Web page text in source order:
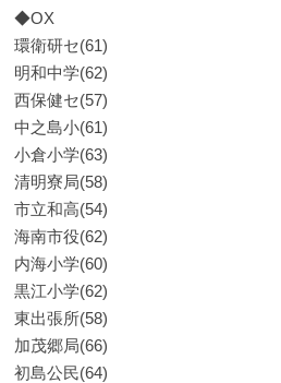
◆OX
環衛研セ(61)
明和中学(62)
西保健セ(57)
中之島小(61)
小倉小学(63)
清明寮局(58)
市立和高(54)
海南市役(62)
内海小学(60)
黒江小学(62)
東出張所(58)
加茂郷局(66)
初島公民(64)